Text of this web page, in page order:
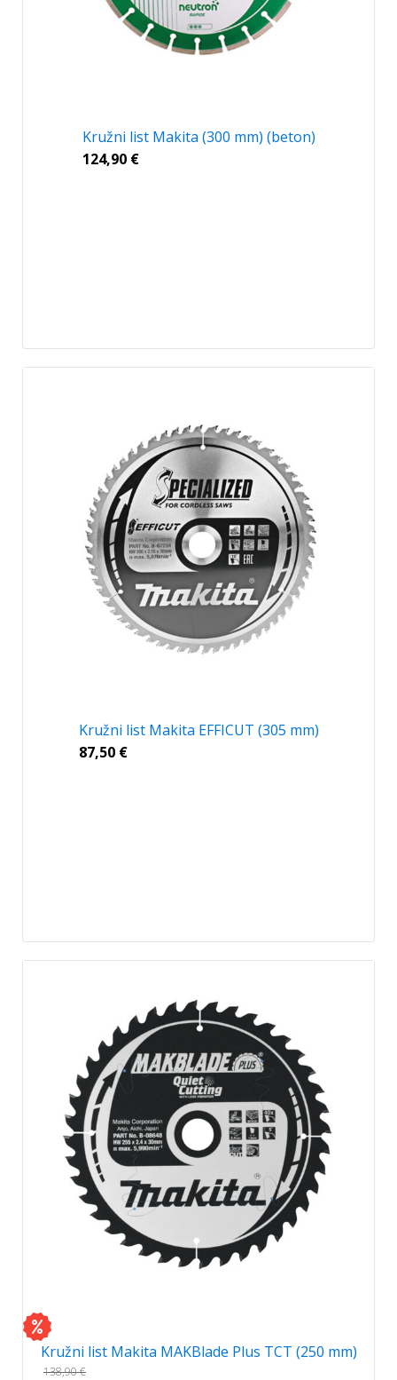
Kružni list Makita (300 mm) (beton)
124,90 €
Kružni list Makita EFFICUT (305 mm)
87,50 €
Kružni list Makita MAKBlade Plus TCT (250 mm)
138,90€